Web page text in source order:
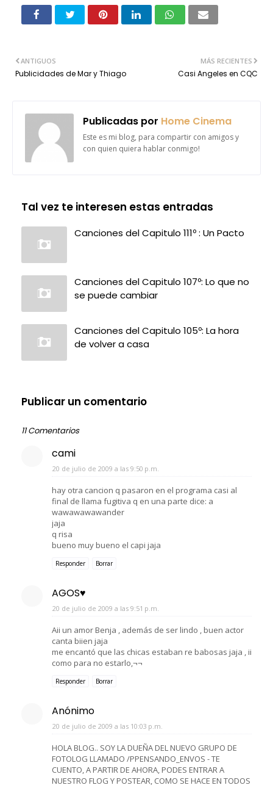
MÁS RECIENTES
Casi Angeles en CQC
ANTIGUOS
Publicidades de Mar y Thiago
Publicadas por Home Cinema
Este es mi blog, para compartir con amigos y
con quien quiera hablar conmigo!
Tal vez te interesen estas entradas
Canciones del Capitulo 111º : Un Pacto
Canciones del Capitulo 107º: Lo que no
se puede cambiar
Canciones del Capitulo 105º: La hora
de volver a casa
Publicar un comentario
11 Comentarios
cami
20 de julio de 2009 a las 9:50 p.m.
hay otra cancion q pasaron en el programa casi al
final de llama fugitiva q en una parte dice: a
wawawawawander
jaja
q risa
bueno muy bueno el capi jaja
Responder Borrar
AGOS♥
20 de julio de 2009 a las 9:51 p.m.
Aii un amor Benja , además de ser lindo , buen actor
canta biien jaja
me encantó que las chicas estaban re babosas jaja , ii
como para no estarlo,¬¬
Responder Borrar
Anónimo
20 de julio de 2009 a las 10:03 p.m.
HOLA BLOG.. SOY LA DUEÑA DEL NUEVO GRUPO DE
FOTOLOG LLAMADO /PPENSANDO_ENVOS - TE
CUENTO, A PARTIR DE AHORA, PODES ENTRAR A
NUESTRO FLOG Y POSTEAR, COMO SE HACE EN TODOS